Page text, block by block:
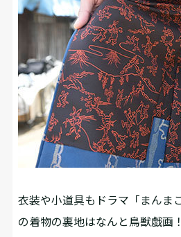
衣装や小道具もドラマ「まんま
の着物の裏地はなんと鳥獣戯画！